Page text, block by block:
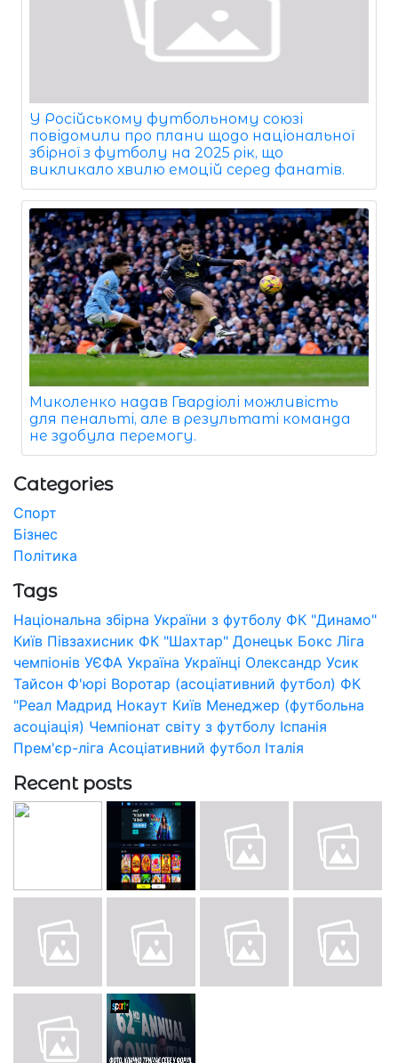
У Російському футбольному союзі
повідомили про плани щодо національної
збірної з футболу на 2025 рік, що
викликало хвилю емоцій серед фанатів.
Миколенко надав Гвардіолі можливість
для пенальті, але в результаті команда
не здобула перемогу.
Categories
Спорт
Бізнес
Політика
Tags
Національна збірна України з футболу ФК "Динамо"
Київ Півзахисник ФК "Шахтар" Донецьк Бокс Ліга
чемпіонів УЄФА Україна Українці Олександр Усик
Тайсон Ф'юрі Воротар (асоціативний футбол) ФК
"Реал Мадрид Нокаут Київ Менеджер (футбольна
асоціація) Чемпіонат світу з футболу Іспанія
Прем'єр-ліга Асоціативний футбол Італія
Recent posts